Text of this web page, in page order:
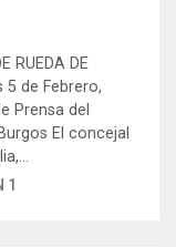
RUEDA DE
5 de Febrero,
Prensa del
El concejal
1